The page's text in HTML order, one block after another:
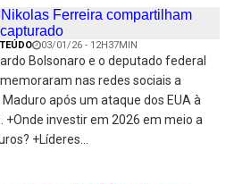
03/01/26 - 12H37MIN
Bolsonaro e o deputado federal
nas redes sociais a
após um ataque dos EUA à
+Onde investir em 2026 em meio a
+Líderes...